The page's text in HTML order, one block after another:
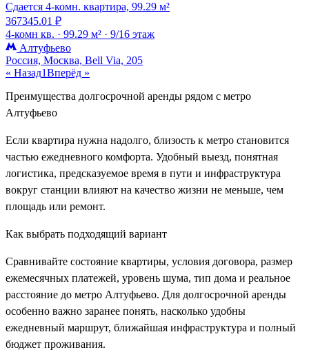
Сдается 4-комн. квартира, 99.29 м²
367345.01 ₽
4-комн кв. · 99.29 м² · 9/16 этаж
Алтуфьево
Россия, Москва, Bell Via, 205
« Назад1Вперёд »
Преимущества долгосрочной аренды рядом с метро
Алтуфьево
Если квартира нужна надолго, близость к метро становится
частью ежедневного комфорта. Удобный выезд, понятная
логистика, предсказуемое время в пути и инфраструктура
вокруг станции влияют на качество жизни не меньше, чем
площадь или ремонт.
Как выбрать подходящий вариант
Сравнивайте состояние квартиры, условия договора, размер
ежемесячных платежей, уровень шума, тип дома и реальное
расстояние до метро Алтуфьево. Для долгосрочной аренды
особенно важно заранее понять, насколько удобны
ежедневный маршрут, ближайшая инфраструктура и полный
бюджет проживания.